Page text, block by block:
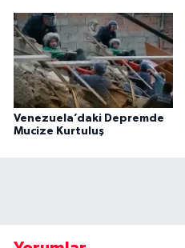
Venezuela’daki Depremde
Mucize Kurtuluş